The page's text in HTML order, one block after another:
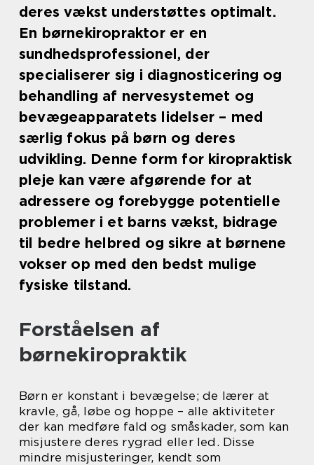
deres vækst understøttes optimalt.
En børnekiropraktor er en
sundhedsprofessionel, der
specialiserer sig i diagnosticering og
behandling af nervesystemet og
bevægeapparatets lidelser – med
særlig fokus på børn og deres
udvikling. Denne form for kiropraktisk
pleje kan være afgørende for at
adressere og forebygge potentielle
problemer i et barns vækst, bidrage
til bedre helbred og sikre at børnene
vokser op med den bedst mulige
fysiske tilstand.
Forståelsen af
børnekiropraktik
Børn er konstant i bevægelse; de lærer at
kravle, gå, løbe og hoppe – alle aktiviteter
der kan medføre fald og småskader, som kan
misjustere deres rygrad eller led. Disse
mindre misjusteringer, kendt som